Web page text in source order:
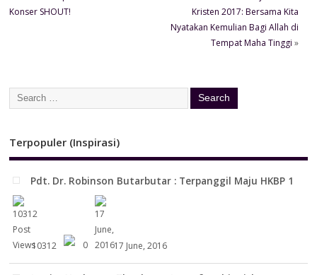
Konser SHOUT!
Kristen 2017: Bersama Kita
Nyatakan Kemulian Bagi Allah di
Tempat Maha Tinggi »
Terpopuler (Inspirasi)
Pdt. Dr. Robinson Butarbutar : Terpanggil Maju HKBP 1
10312 0 17 June, 2016